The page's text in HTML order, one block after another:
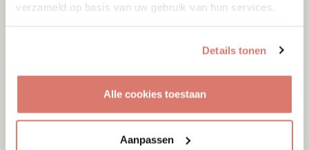
verzameld op basis van uw gebruik van hun services.
Details tonen
Alle cookies toestaan
Aanpassen